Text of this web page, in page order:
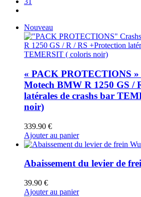
Nouveau
« PACK PROTECTIONS »
Motech BMW R 1250 GS /
latérales de crashs bar
noir)
339.90 €
Ajouter au panier
Abaissement du levier de
39.90 €
Ajouter au panier